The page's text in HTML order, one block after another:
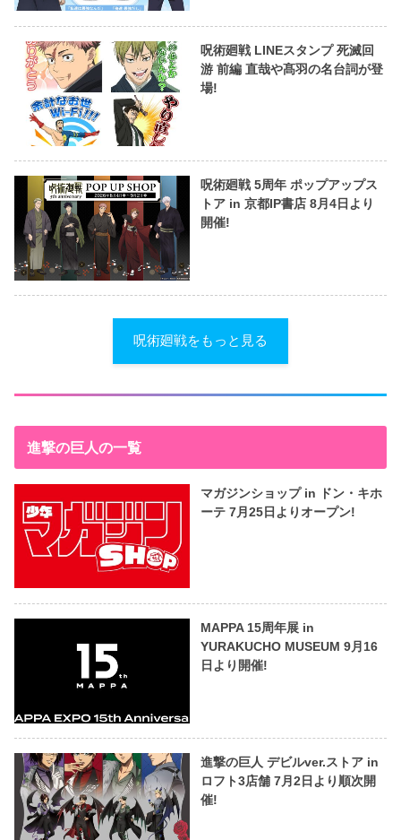
呪術廻戦 LINEスタンプ 死滅回
游 前編 直哉や髙羽の名台詞が登
場!
呪術廻戦 5周年 ポップアップス
トア in 京都IP書店 8月4日より
開催!
呪術廻戦をもっと見る
進撃の巨人の一覧
マガジンショップ in ドン・キホ
ーテ 7月25日よりオープン!
MAPPA 15周年展 in
YURAKUCHO MUSEUM 9月16
日より開催!
進撃の巨人 デビルver.ストア in
ロフト3店舗 7月2日より順次開
催!